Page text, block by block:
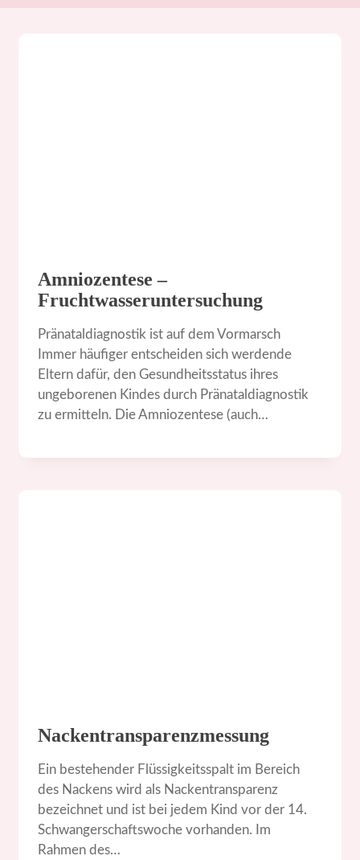
Amniozentese –
Fruchtwasseruntersuchung
Pränataldiagnostik ist auf dem Vormarsch
Immer häufiger entscheiden sich werdende
Eltern dafür, den Gesundheitsstatus ihres
ungeborenen Kindes durch Pränataldiagnostik
zu ermitteln. Die Amniozentese (auch…
Nackentransparenzmessung
Ein bestehender Flüssigkeitsspalt im Bereich
des Nackens wird als Nackentransparenz
bezeichnet und ist bei jedem Kind vor der 14.
Schwangerschaftswoche vorhanden. Im
Rahmen des…